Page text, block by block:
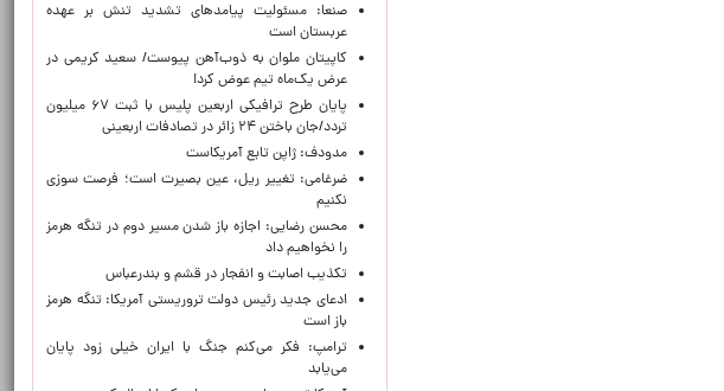
صنعا: مسئولیت پیامدهای تشدید تنش بر عهده
عربستان است
کاپیتان ملوان به ذوب‌آهن پیوست/ سعید کریمی در
عرض یک‌ماه تیم عوض کرد!
پایان طرح ترافیکی اربعین پلیس با ثبت ۶۷ میلیون
تردد/جان باختن ۲۴ زائر در تصادفات اربعینی
مدودف: ژاپن تابع آمریکاست
ضرغامی: تغییر ریل، عین بصیرت است؛ فرصت سوزی
نکنیم
محسن رضایی: اجازه باز شدن مسیر دوم در تنگه هرمز
را نخواهیم داد
تکذیب اصابت و انفجار در قشم و بندرعباس
ادعای جدید رئیس دولت تروریستی آمریکا: تنگه هرمز
باز است
ترامپ: فکر می‌کنم جنگ با ایران خیلی زود پایان
می‌یابد